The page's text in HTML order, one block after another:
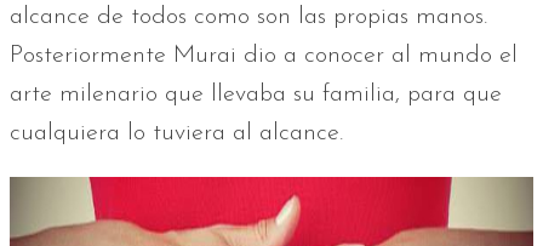
alcance de todos como son las propias manos.
Posteriormente Murai dio a conocer al mundo el
arte milenario que llevaba su familia, para que
cualquiera lo tuviera al alcance.